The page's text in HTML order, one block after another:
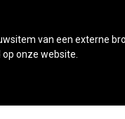
van een externe
onze website.